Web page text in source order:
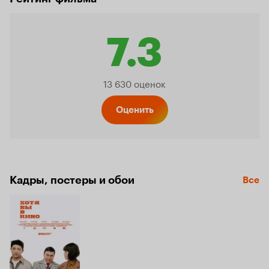
7.3
Рейтинг
7.3
13 630 оценок
Оценить
Кадры, постеры и обои Все